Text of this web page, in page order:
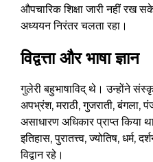
औपचारिक शिक्षा जारी नहीं रख
अध्ययन निरंतर चलता रहा।
विद्वत्ता और भाषा ज्ञान
गुलेरी बहुभाषाविद् थे। उन्होंने
अपभ्रंश, मराठी, गुजराती, बंगला,
असाधारण अधिकार प्राप्त किया
इतिहास, पुरातत्त्व, ज्योतिष, धर्म,
विद्वान रहे।